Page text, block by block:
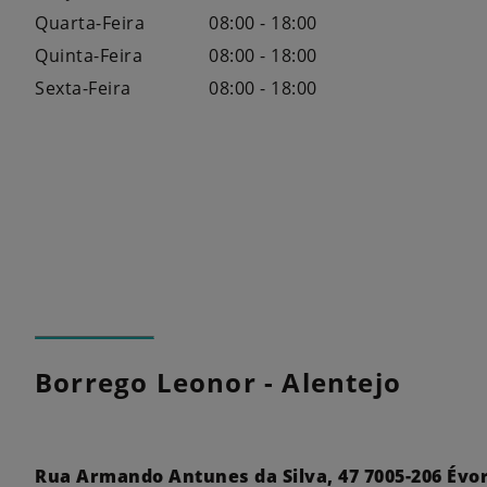
Quarta-Feira
08:00 - 18:00
Quinta-Feira
08:00 - 18:00
Sexta-Feira
08:00 - 18:00
Borrego Leonor - Alentejo
Rua Armando Antunes da Silva, 47 7005-206